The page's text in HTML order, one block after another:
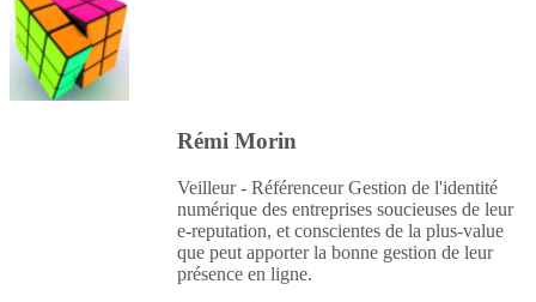
Rémi Morin
Veilleur - Référenceur Gestion de l'identité
numérique des entreprises soucieuses de leur
e-reputation, et conscientes de la plus-value
que peut apporter la bonne gestion de leur
présence en ligne.